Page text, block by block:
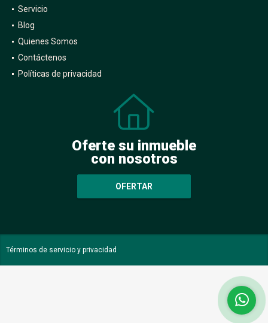
Servicio
Blog
Quienes Somos
Contáctenos
Políticas de privacidad
Oferte su inmueble
con nosotros
OFERTAR
Términos de servicio y privacidad